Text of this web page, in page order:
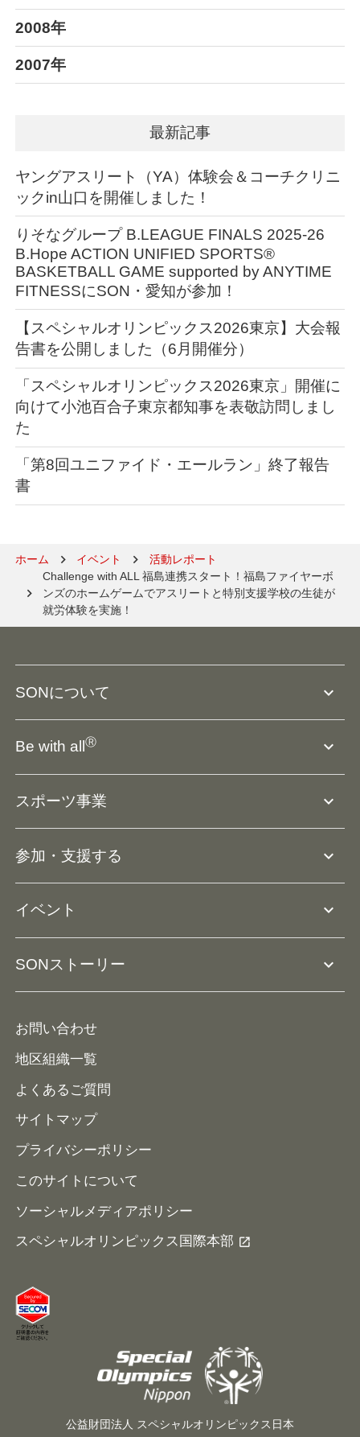
2008年
2007年
最新記事
ヤングアスリート（YA）体験会＆コーチクリニ
ックin山口を開催しました！
りそなグループ B.LEAGUE FINALS 2025-26
B.Hope ACTION UNIFIED SPORTS®︎
BASKETBALL GAME supported by ANYTIME
FITNESSにSON・愛知が参加！
【スペシャルオリンピックス2026東京】大会報
告書を公開しました（6月開催分）
「スペシャルオリンピックス2026東京」開催に
向けて小池百合子東京都知事を表敬訪問しまし
た
「第8回ユニファイド・エールラン」終了報告
書
ホーム イベント
活動レポート
Challenge with ALL 福島連携スタート！福島ファイヤーボ
ンズのホームゲームでアスリートと特別支援学校の生徒が
就労体験を実施！
SONについて expand_more
SO組織について
役員等一覧
リソースページ
Be with allⓇ expand_more
スポーツ事業 expand_more
ユニファイドスクール
参加・支援する expand_more
コーチとして参加
イベント expand_more
ナショナルゲームについて
SONストーリー expand_more
メディア
お問い合わせ
地区組織一覧
よくあるご質問
サイトマップ
プライバシーポリシー
このサイトについて
ソーシャルメディアポリシー
スペシャルオリンピックス国際本部
公益財団法人 スペシャルオリンピックス日本